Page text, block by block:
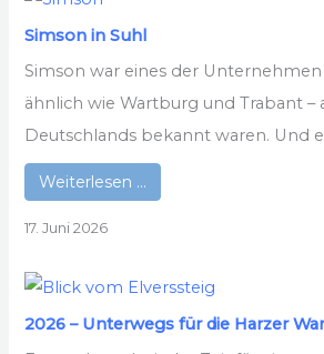
Simson in Suhl
Simson war eines der
ähnlich wie Wartburg und Trabant –
Deutschlands bekannt waren. Und
Weiterlesen …
17. Juni 2026
2026 – Unterwegs für die Harzer